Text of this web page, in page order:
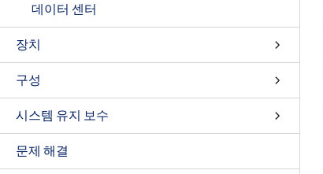
데이터 센터
장치
구성
시스템 유지 보수
문제 해결